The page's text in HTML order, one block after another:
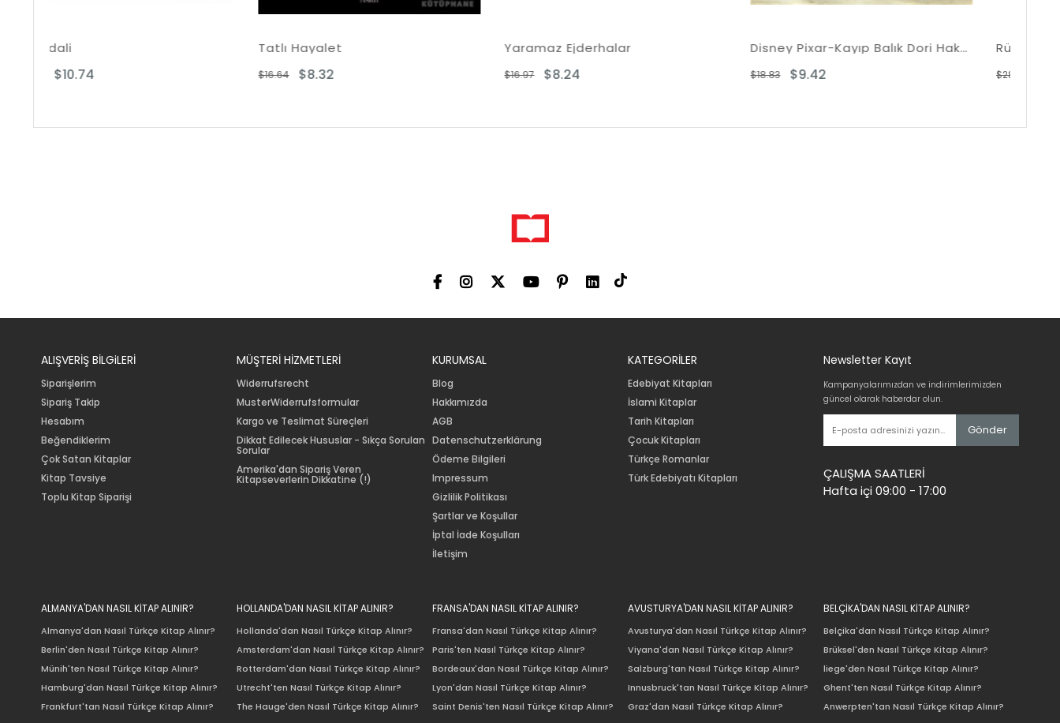
$16.64
Yaramaz Ejderhalar Disney Pixar-Kayıp Balık Dori Hakkında Her Şey Rüzgarın Üzerindeki Şehir
ALIŞVERİŞ BİLGiLERİ
Siparişlerim
Sipariş Takip
Hesabım
Beğendiklerim
Çok Satan Kitaplar
Kitap Tavsiye
Toplu Kitap Siparişi
MÜŞTERİ HİZMETLERİ
Widerrufsrecht
MusterWiderrufsformular
Kargo ve Teslimat Süreçleri
Dikkat Edilecek Hususlar - Sıkça Sorulan
Sorular
Amerika'dan Sipariş Veren
Kitapseverlerin Dikkatine (!)
KURUMSAL
Blog
Hakkımızda
AGB
Datenschutzerklärung
Ödeme Bilgileri
Impressum
Gizlilik Politikası
Şartlar ve Koşullar
İptal İade Koşulları
İletişim
KATEGORİLER
Edebiyat Kitapları
İslami Kitaplar
Tarih Kitapları
Çocuk Kitapları
Türkçe Romanlar
Türk Edebiyatı Kitapları
Newsletter Kayıt
Kampanyalarımızdan ve indirimlerimizden
güncel olarak haberdar olun.
Gönder
ÇALIŞMA SAATLERİ
Hafta içi 09:00 - 17:00
ALMANYA'DAN NASIL KİTAP ALINIR?
Almanya'dan Nasıl Türkçe Kitap Alınır?
Berlin'den Nasıl Türkçe Kitap Alınır?
Münih'ten Nasıl Türkçe Kitap Alınır?
Hamburg'dan Nasıl Türkçe Kitap Alınır?
Frankfurt'tan Nasıl Türkçe Kitap Alınır?
HOLLANDA'DAN NASIL KİTAP ALINIR?
Hollanda'dan Nasıl Türkçe Kitap Alınır?
Amsterdam'dan Nasıl Türkçe Kitap Alınır?
Rotterdam'dan Nasıl Türkçe Kitap Alınır?
Utrecht'ten Nasıl Türkçe Kitap Alınır?
The Hauge'den Nasıl Türkçe Kitap Alınır?
FRANSA'DAN NASIL KİTAP ALINIR?
Fransa'dan Nasıl Türkçe Kitap Alınır?
Paris'ten Nasıl Türkçe Kitap Alınır?
Bordeaux'dan Nasıl Türkçe Kitap Alınır?
Lyon'dan Nasıl Türkçe Kitap Alınır?
Saint Denis'ten Nasıl Türkçe Kitap Alınır?
AVUSTURYA'DAN NASIL KİTAP ALINIR?
Avusturya'dan Nasıl Türkçe Kitap Alınır?
Viyana'dan Nasıl Türkçe Kitap Alınır?
Salzburg'tan Nasıl Türkçe Kitap Alınır?
Innusbruck'tan Nasıl Türkçe Kitap Alınır?
Graz'dan Nasıl Türkçe Kitap Alınır?
BELÇİKA'DAN NASIL KİTAP ALINIR?
Belçika'dan Nasıl Türkçe Kitap Alınır?
Brüksel'den Nasıl Türkçe Kitap Alınır?
liege'den Nasıl Türkçe Kitap Alınır?
Ghent'ten Nasıl Türkçe Kitap Alınır?
Anwerpten'tan Nasıl Türkçe Kitap Alınır?